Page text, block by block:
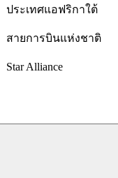
ประเทศแอฟริกาใต้
สายการบินแห่งชาติ
Star Alliance